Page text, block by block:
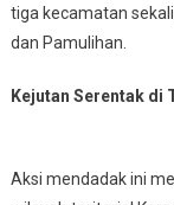
tiga kecamatan
dan Pamulihan.
Kejutan Serentak di
Aksi mendadak ini